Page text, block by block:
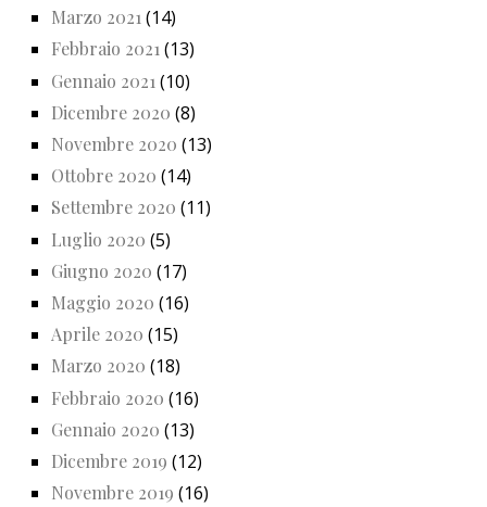
Marzo 2021(14)
Febbraio 2021(13)
Gennaio 2021 (10)
Dicembre 2020 (8)
Novembre 2020 (13)
Ottobre 2020 (14)
Settembre 2020 (11)
Luglio 2020 (5)
Giugno 2020 (17)
Maggio 2020 (16)
Aprile 2020 (15)
Marzo 2020 (18)
Febbraio 2020 (16)
Gennaio 2020 (13)
Dicembre 2019 (12)
Novembre 2019 (16)